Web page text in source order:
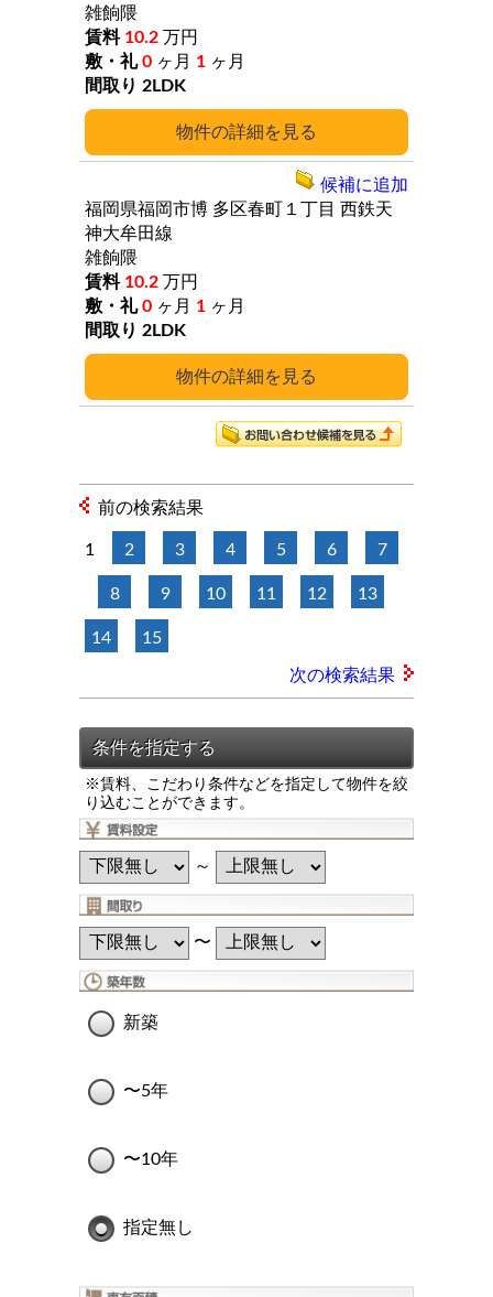
詳細
雑餉隈
10.2 万円
0 ヶ月 1 ヶ月
2LDK
詳細
福岡県福岡市博 多区春町１丁目 西鉄天
神大牟田線
雑餉隈
10.2 万円
0 ヶ月 1 ヶ月
2LDK
候補に追加
前の検索結果
1 2 3 4 5 6 7
8 9 10 11 12 13
14 15
次の検索結果
※賃料、こだわり条件などを指定して物件を絞
り込むことができます。
～
〜
新築
〜5年
〜10年
指定無し